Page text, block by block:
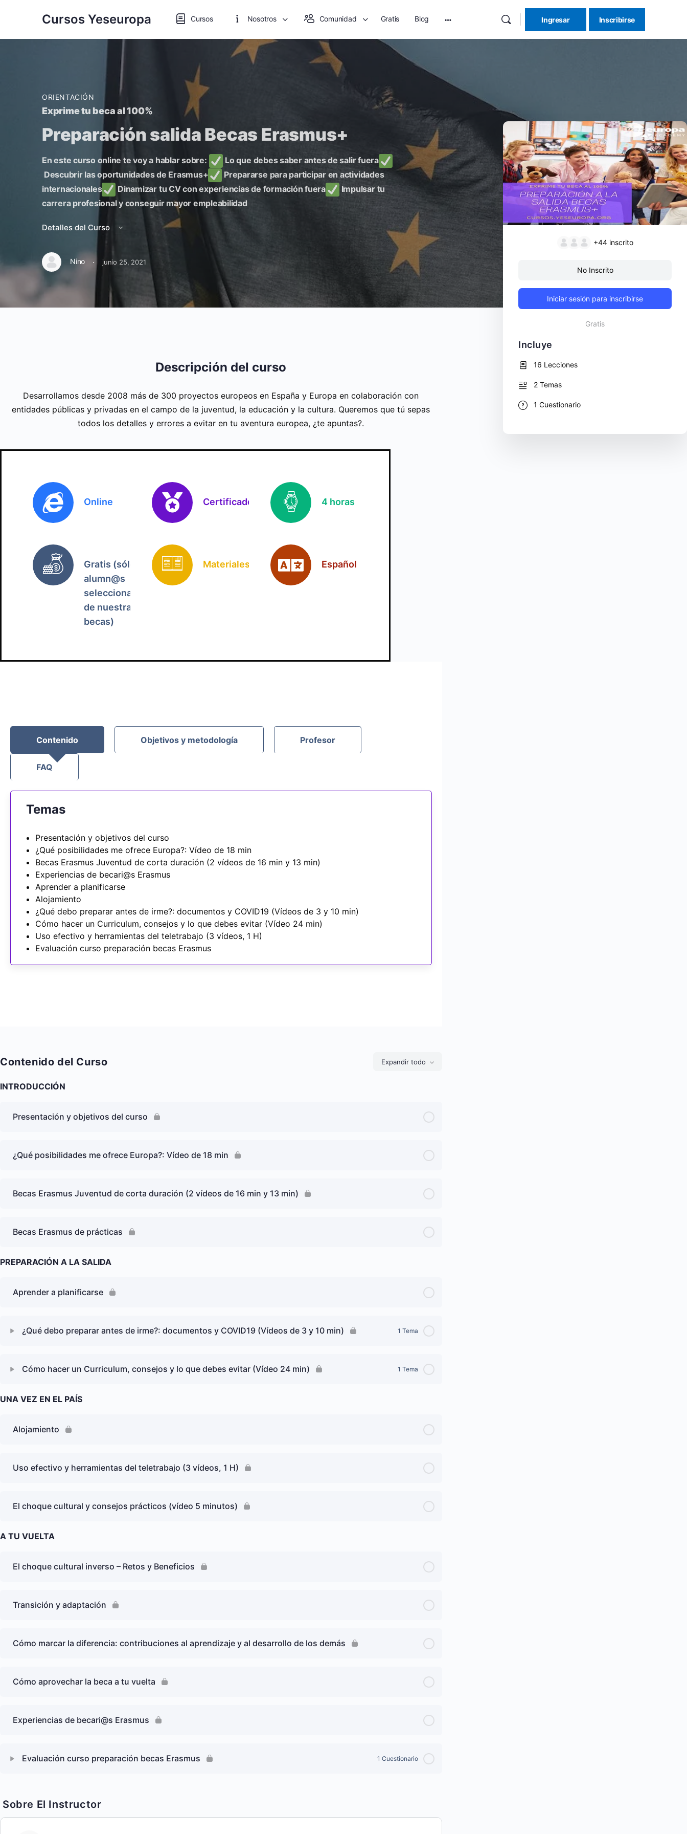
Cursos Yeseuropa Cursos Nosotros Comunidad Gratis Blog Ingresar Inscribirse
ORIENTACIÓN
Exprime tu beca al 100%
Preparación salida Becas Erasmus+
En este curso online te voy a hablar sobre:
Lo que debes saber antes de salir fuera
Descubrir las oportunidades de Erasmus+
Prepararse para participar en actividades
internacionales
Dinamizar tu CV con experiencias de formación fuera
Impulsar tu
carrera profesional y conseguir mayor empleabilidad
Detalles del Curso
Nino · junio 25, 2021
Descripción del curso
Desarrollamos desde 2008 más de 300 proyectos europeos en España y Europa en colaboración con
entidades públicas y privadas en el campo de la juventud, la educación y la cultura. Queremos que tú sepas
todos los detalles y errores a evitar en tu aventura europea, ¿te apuntas?.
Online
Gratis (sólo
alumn@s
seleccionados
de nuestras
becas)
Certificado
Materiales
4 horas
Español
Contenido Objetivos y metodología Profesor
FAQ
Temas
Presentación y objetivos del curso
¿Qué posibilidades me ofrece Europa?: Vídeo de 18 min
Becas Erasmus Juventud de corta duración (2 vídeos de 16 min y 13 min)
Experiencias de becari@s Erasmus
Aprender a planificarse
Alojamiento
¿Qué debo preparar antes de irme?: documentos y COVID19 (Vídeos de 3 y 10 min)
Cómo hacer un Curriculum, consejos y lo que debes evitar (Vídeo 24 min)
Uso efectivo y herramientas del teletrabajo (3 vídeos, 1 H)
Evaluación curso preparación becas Erasmus
Contenido del Curso Expandir todo
INTRODUCCIÓN
Presentación y objetivos del curso
¿Qué posibilidades me ofrece Europa?: Vídeo de 18 min
Becas Erasmus Juventud de corta duración (2 vídeos de 16 min y 13 min)
Becas Erasmus de prácticas
PREPARACIÓN A LA SALIDA
Aprender a planificarse
¿Qué debo preparar antes de irme?: documentos y COVID19 (Vídeos de 3 y 10 min) 1 Tema
Cómo hacer un Curriculum, consejos y lo que debes evitar (Vídeo 24 min) 1 Tema
UNA VEZ EN EL PAÍS
Alojamiento
Uso efectivo y herramientas del teletrabajo (3 vídeos, 1 H)
El choque cultural y consejos prácticos (vídeo 5 minutos)
A TU VUELTA
El choque cultural inverso – Retos y Beneficios
Transición y adaptación
Cómo marcar la diferencia: contribuciones al aprendizaje y al desarrollo de los demás
Cómo aprovechar la beca a tu vuelta
Experiencias de becari@s Erasmus
Evaluación curso preparación becas Erasmus 1 Cuestionario
Sobre El Instructor
+44 inscrito
No Inscrito
Iniciar sesión para inscribirse
Gratis
Incluye
16 Lecciones
2 Temas
1 Cuestionario